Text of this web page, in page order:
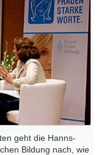
geht die Hanns-
Bildung nach, wie